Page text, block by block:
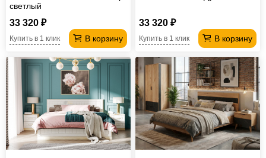
светлый
33 320 ₽
В корзину
Купить в 1 клик
33 320 ₽
В корзину
Купить в 1 клик